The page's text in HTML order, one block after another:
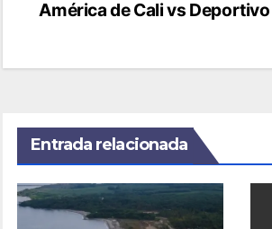
de
entradas
América de Cali vs Deportivo
Entrada relacionada